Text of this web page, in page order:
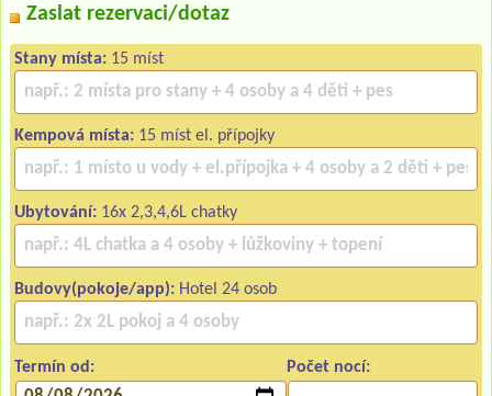
Zaslat rezervaci/dotaz
Stany místa: 15 míst
Kempová místa: 15 míst el. přípojky
Ubytování: 16x 2,3,4,6L chatky
Budovy(pokoje/app): Hotel 24 osob
Termín od: Počet nocí: